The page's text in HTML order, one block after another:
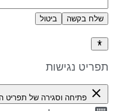
שלח בקשה ביטול
נגישות
close פתיחה וסגירה של תפריט